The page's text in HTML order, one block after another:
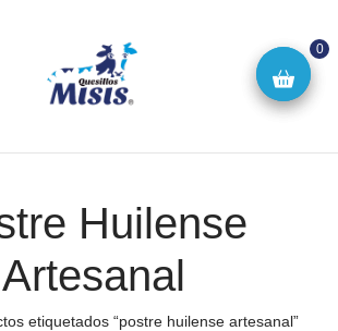
0
Huilense
Artesanal
etiquetados “postre huilense artesanal”